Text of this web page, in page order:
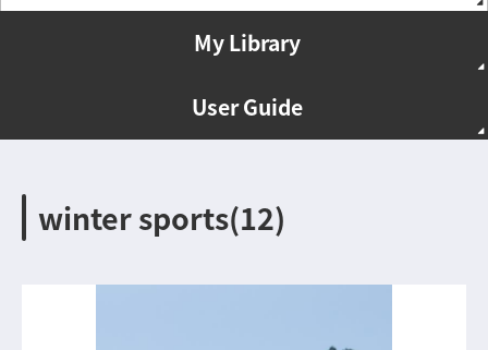
My Library
User Guide
winter sports(12)